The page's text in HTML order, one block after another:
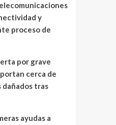
y
proceso de
por grave
cerca de
dañados tras
ayudas a